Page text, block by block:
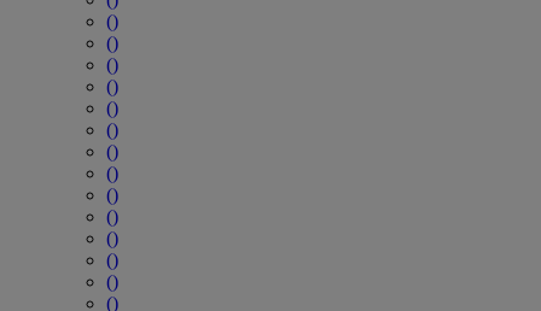
()
()
()
()
()
()
()
()
()
()
()
()
()
()